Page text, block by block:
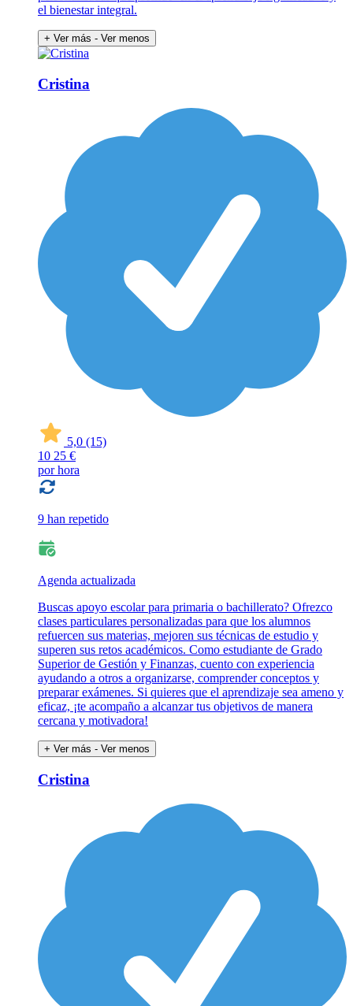
el bienestar integral.
+ Ver más - Ver menos
Cristina
5,0 (15)
10 25 €
por hora
9 han repetido
Agenda actualizada
Buscas apoyo escolar para primaria o bachillerato? Ofrezco
clases particulares personalizadas para que los alumnos
refuercen sus materias, mejoren sus técnicas de estudio y
superen sus retos académicos. Como estudiante de Grado
Superior de Gestión y Finanzas, cuento con experiencia
ayudando a otros a organizarse, comprender conceptos y
preparar exámenes. Si quieres que el aprendizaje sea ameno y
eficaz, ¡te acompaño a alcanzar tus objetivos de manera
cercana y motivadora!
+ Ver más - Ver menos
Cristina